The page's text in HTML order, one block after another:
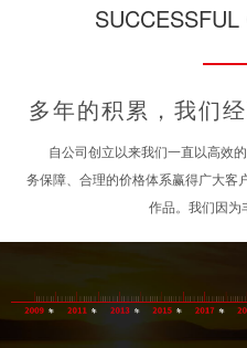
多年的积累，我们
自公司创立以来我们一直以高效
务保障、合理的价格体系赢得广大客
作品。我们因为